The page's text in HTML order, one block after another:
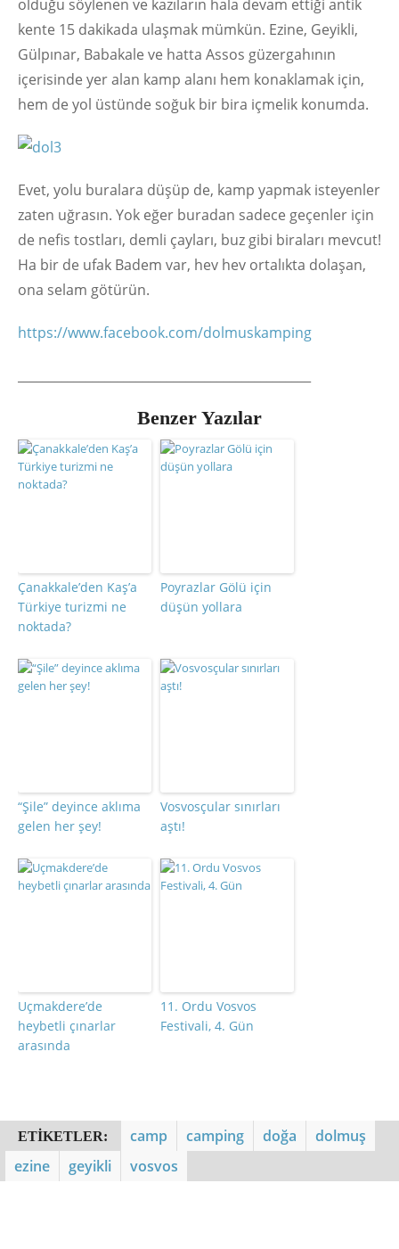
olduğu söylenen ve kazıların hala devam ettiği antik
kente 15 dakikada ulaşmak mümkün. Ezine, Geyikli,
Gülpınar, Babakale ve hatta Assos güzergahının
içerisinde yer alan kamp alanı hem konaklamak için,
hem de yol üstünde soğuk bir bira içmelik konumda.
Evet, yolu buralara düşüp de, kamp yapmak isteyenler
zaten uğrasın. Yok eğer buradan sadece geçenler için
de nefis tostları, demli çayları, buz gibi biraları mevcut!
Ha bir de ufak Badem var, hev hev ortalıkta dolaşan,
ona selam götürün.
https://www.facebook.com/dolmuskamping
Benzer Yazılar
Çanakkale’den Kaş’a
Türkiye turizmi ne
noktada?
Poyrazlar Gölü için
düşün yollara
“Şile” deyince aklıma
gelen her şey!
Vosvosçular sınırları
aştı!
Uçmakdere’de
heybetli çınarlar
arasında
11. Ordu Vosvos
Festivali, 4. Gün
ETIKETLER: camp camping doğa
dolmuş
ezine
geyikli vosvos